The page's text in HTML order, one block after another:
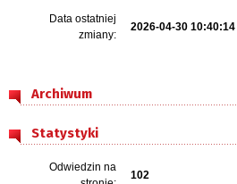
Data ostatniej
zmiany:
2026-04-30 10:40:14
Archiwum
Statystyki
Odwiedzin na
102